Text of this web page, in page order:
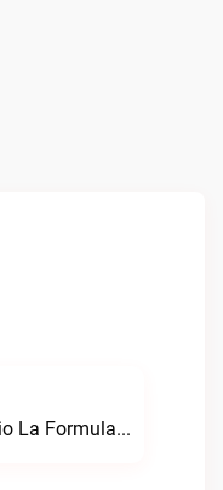
Radio formula una formula hecha para tus oídos.Radio La Formula Frutillar live